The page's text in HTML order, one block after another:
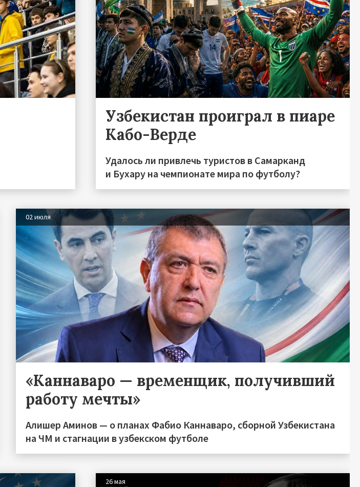
Узбекистан проиграл в пиаре
Кабо-Верде
Удалось ли привлечь туристов в Самарканд
и Бухару на чемпионате мира по футболу?
02 июля
«Каннаваро — временщик, получивший
работу мечты»
Алишер Аминов — о планах Фабио Каннаваро, сборной Узбекистана
на ЧМ и стагнации в узбекском футболе
26 мая